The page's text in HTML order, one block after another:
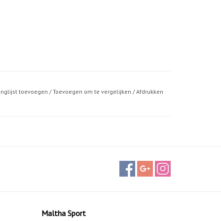
toevoegen /Toevoegen om te vergelijken /Afdrukken
Maltha Sport